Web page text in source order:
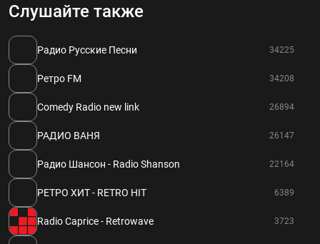
Слушайте также
Радио Русские Песни 34225
Ретро FM 34208
Comedy Radio new link 26894
РАДИО ВАНЯ 26147
Радио Шансон - Radio Shanson 22164
РЕТРО ХИТ - RETRO HIT 6389
Radio Caprice - Retrowave 3723